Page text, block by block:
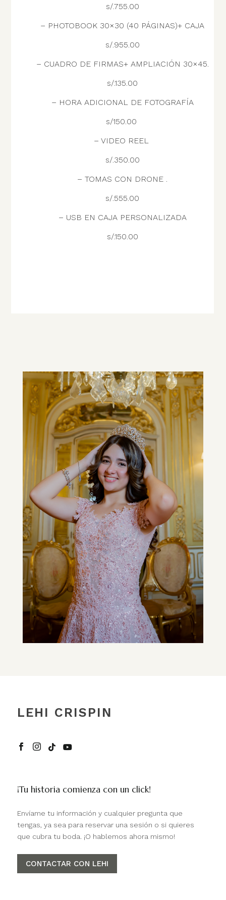
s/.755.00
– PHOTOBOOK 30×30 (40 PÁGINAS)+ CAJA
s/.955.00
– CUADRO DE FIRMAS+ AMPLIACIÓN 30×45.
s/.135.00
– HORA ADICIONAL DE FOTOGRAFÍA
s/150.00
– VIDEO REEL
s/.350.00
– TOMAS CON DRONE .
s/.555.00
– USB EN CAJA PERSONALIZADA
s/.150.00
LEHI CRISPIN
   
¡Tu historia comienza con un click!
Envíame tu información y cualquier pregunta que
tengas, ya sea para reservar una sesión o si quieres
que cubra tu boda. ¡O hablemos ahora mismo!
CONTACTAR CON LEHI